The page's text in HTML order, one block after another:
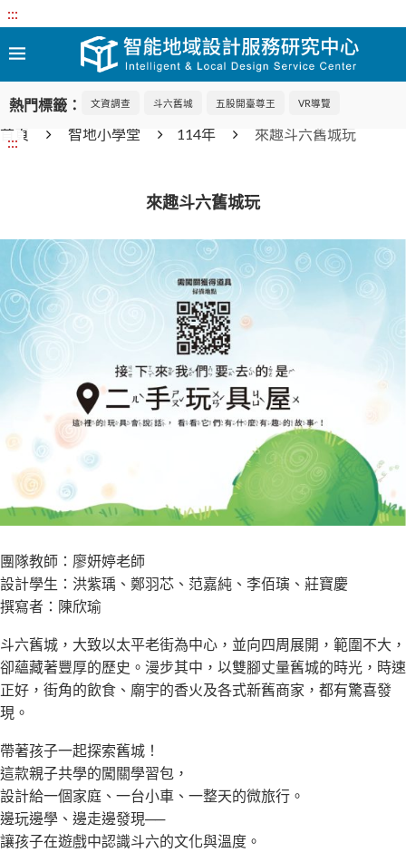
:::
熱門標籤： 文資調查 斗六舊城 五股開臺尊王 VR導覽
:::
首頁 智地小學堂 114年 來趣斗六舊城玩
來趣斗六舊城玩
團隊教師：廖妍婷老師
設計學生：洪紫瑀、鄭羽芯、范嘉純、李佰璌、莊寶慶
撰寫者：陳欣瑜
斗六舊城，大致以太平老街為中心，並向四周展開，範圍不大，
卻蘊藏著豐厚的歷史。漫步其中，以雙腳丈量舊城的時光，時速
正好，街角的飲食、廟宇的香火及各式新舊商家，都有驚喜發
現。
帶著孩子一起探索舊城！
這款親子共學的闖關學習包，
設計給一個家庭、一台小車、一整天的微旅行。
邊玩邊學、邊走邊發現──
讓孩子在遊戲中認識斗六的文化與溫度。